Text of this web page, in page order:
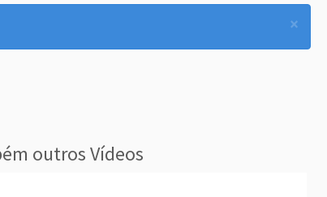
×
outros Vídeos